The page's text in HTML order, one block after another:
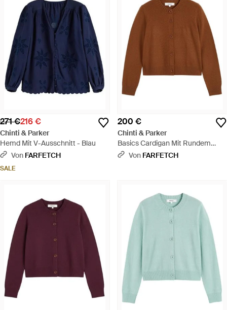
271 €216 €
Chinti & Parker
Hemd Mit V-Ausschnitt - Blau
Von FARFETCH
SALE
200 €
Chinti & Parker
Basics Cardigan Mit Rundem
Ausschnitt - Braun
Von FARFETCH